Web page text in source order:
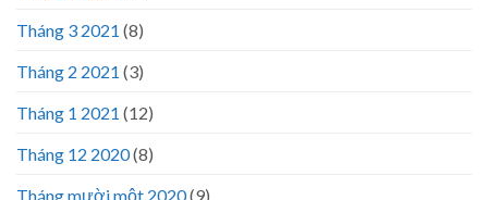
Tháng 3 2021 (8)
Tháng 2 2021 (3)
Tháng 1 2021 (12)
Tháng 12 2020(8)
Tháng mười một 2020(9)